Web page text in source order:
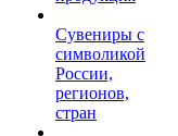
Сувениры с
символикой
России,
регионов,
стран